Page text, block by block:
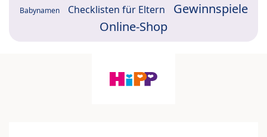
Babynamen Checklisten für Eltern
Gewinnspiele
Online-Shop